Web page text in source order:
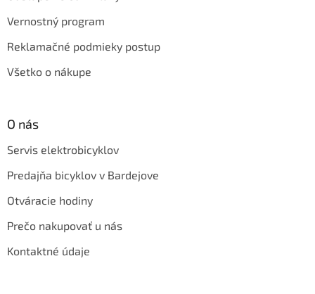
Vernostný program
Reklamačné podmieky postup
Všetko o nákupe
O nás
Servis elektrobicyklov
Predajňa bicyklov v Bardejove
Otváracie hodiny
Prečo nakupovať u nás
Kontaktné údaje